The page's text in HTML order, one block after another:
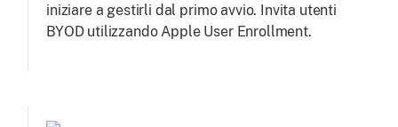
iniziare a gestirli dal primo avvio. Invita utenti
BYOD utilizzando Apple User Enrollment.